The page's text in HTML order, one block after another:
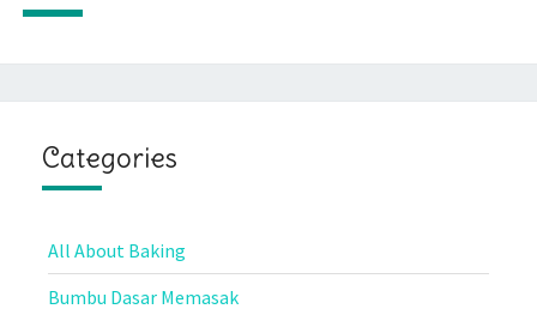
Categories
All About Baking
Bumbu Dasar Memasak